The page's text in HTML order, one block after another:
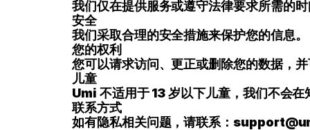
我们仅在提供服务或遵守法律要求所需的
安全
我们采取合理的安全措施来保护您的信息。
您的权利
您可以请求访问、更正或删除您的数据，
儿童
Umi 不适用于 13 岁以下儿童，我们不会
联系方式
如有隐私相关问题，请联系：